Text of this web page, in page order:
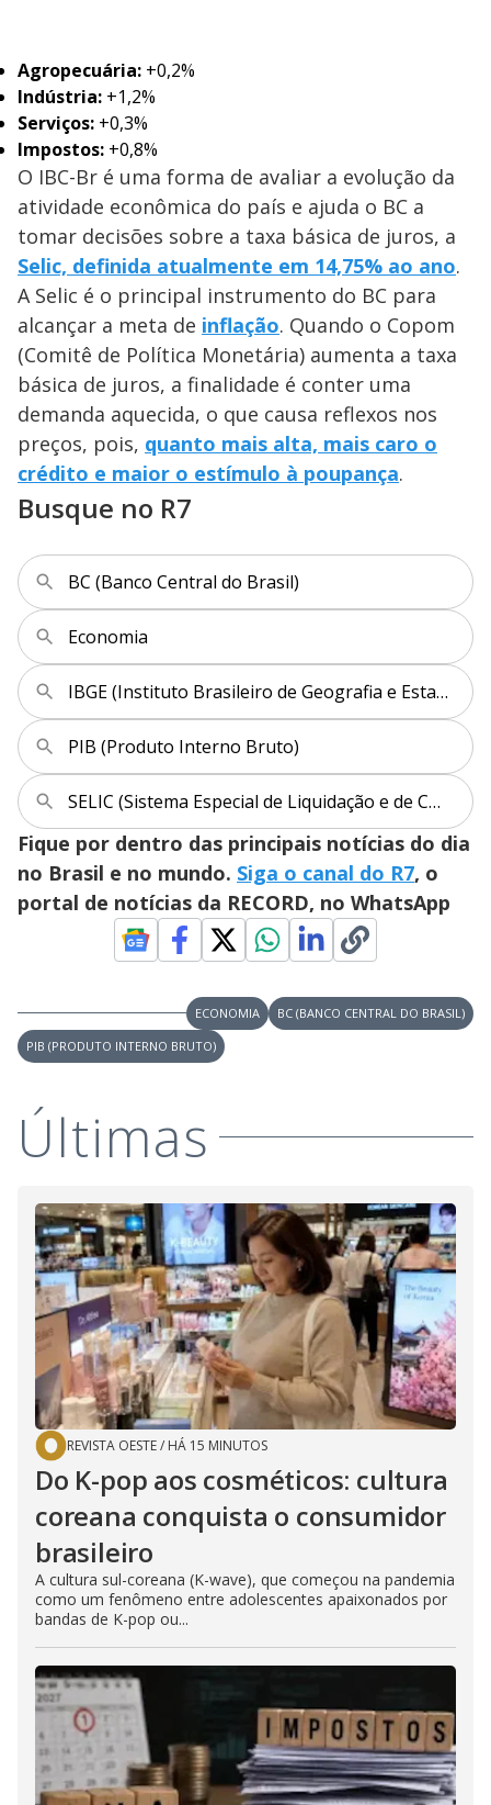
Agropecuária: +0,2%
Indústria: +1,2%
Serviços: +0,3%
Impostos: +0,8%
O IBC-Br é uma forma de avaliar a evolução da
atividade econômica do país e ajuda o BC a
tomar decisões sobre a taxa básica de juros, a
Selic, definida atualmente em 14,75% ao ano.
A Selic é o principal instrumento do BC para
alcançar a meta de inflação. Quando o Copom
(Comitê de Política Monetária) aumenta a taxa
básica de juros, a finalidade é conter uma
demanda aquecida, o que causa reflexos nos
preços, pois, quanto mais alta, mais caro o
crédito e maior o estímulo à poupança.
Busque no R7
BC (Banco Central do Brasil)
Economia
IBGE (Instituto Brasileiro de Geografia e Estatística)
PIB (Produto Interno Bruto)
SELIC (Sistema Especial de Liquidação e de Custódia)
Fique por dentro das principais notícias do dia
no Brasil e no mundo. Siga o canal do R7, o
portal de notícias da RECORD, no WhatsApp
ECONOMIA
BC (BANCO CENTRAL DO BRASIL)
PIB (PRODUTO INTERNO BRUTO)
Últimas
REVISTA OESTE/ HÁ 15 MINUTOS
Do K-pop aos cosméticos: cultura
coreana conquista o consumidor
brasileiro
A cultura sul-coreana (K-wave), que começou na pandemia
como um fenômeno entre adolescentes apaixonados por
bandas de K-pop ou...